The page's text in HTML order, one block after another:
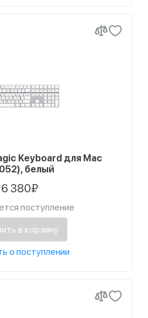
Keyboard для Mac
белый
380₽
поступление
в корзину
о поступлении